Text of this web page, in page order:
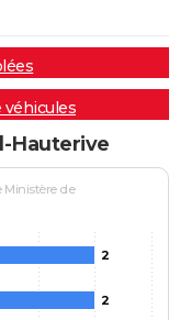
véhicules
Hauterive
Ministère de
2
2